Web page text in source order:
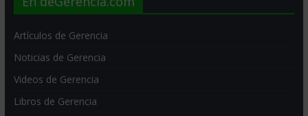
Artículos de Gerencia
Noticias de Gerencia
Videos de Gerencia
Libros de Gerencia